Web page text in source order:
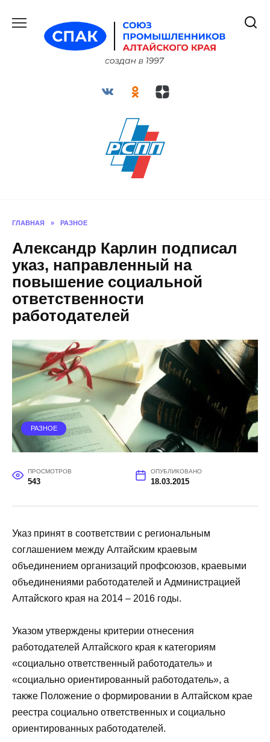
содержанию
ГЛАВНАЯ » РАЗНОЕ
Александр Карлин подписал
указ, направленный на
повышение социальной
ответственности
работодателей
РАЗНОЕ
ПРОСМОТРОВ
543
ОПУБЛИКОВАНО
18.03.2015
Указ принят в соответствии с региональным
соглашением между Алтайским краевым
объединением организаций профсоюзов, краевыми
объединениями работодателей и Администрацией
Алтайского края на 2014 – 2016 годы.
Указом утверждены критерии отнесения
работодателей Алтайского края к категориям
«социально ответственный работодатель» и
«социально ориентированный работодатель», а
также Положение о формировании в Алтайском крае
реестра социально ответственных и социально
ориентированных работодателей.